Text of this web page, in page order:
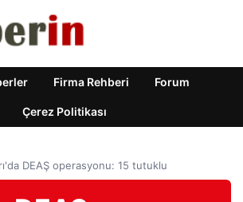
Firma Rehberi Forum
Çerez Politikası
DEAŞ operasyonu: 15 tutuklu